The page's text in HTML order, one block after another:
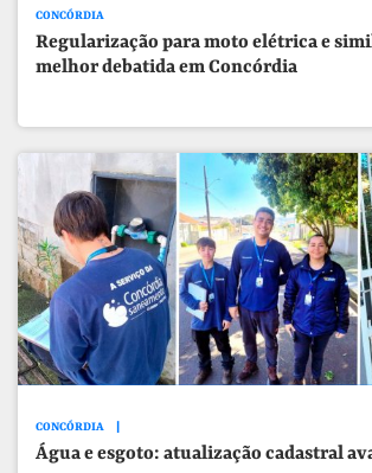
CONCÓRDIA
Regularização para moto elétrica e
melhor debatida em Concórdia
CONCÓRDIA
Água e esgoto: atualização cadastral